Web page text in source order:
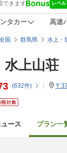
タカー 高速
国 群馬県 水上・
上山荘
(632件) 〒
ース プラン一